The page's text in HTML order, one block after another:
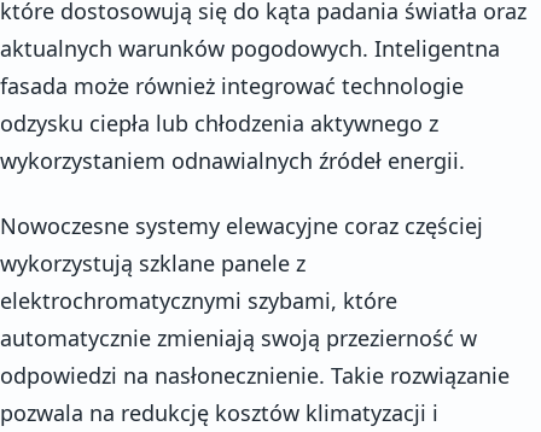
które dostosowują się do kąta padania światła oraz
aktualnych warunków pogodowych. Inteligentna
fasada może również integrować technologie
odzysku ciepła lub chłodzenia aktywnego z
wykorzystaniem odnawialnych źródeł energii.
Nowoczesne systemy elewacyjne coraz częściej
wykorzystują szklane panele z
elektrochromatycznymi szybami, które
automatycznie zmieniają swoją przezierność w
odpowiedzi na nasłonecznienie. Takie rozwiązanie
pozwala na redukcję kosztów klimatyzacji i